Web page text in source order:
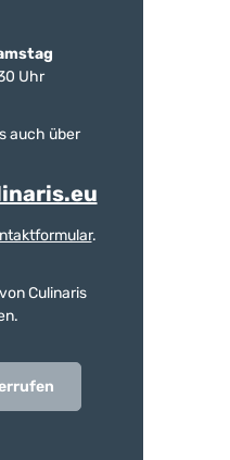
Uhr
auch über
.
Culinaris